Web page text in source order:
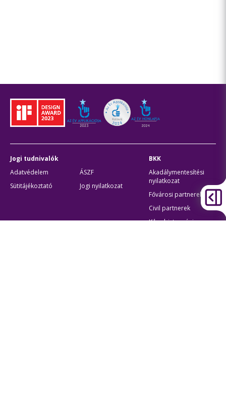
Jogi tudnivalók
Adatvédelem
ÁSZF
Sütitájékoztató
Jogi nyilatkozat
BKK
Akadálymentesítési
nyilatkozat
Fővárosi partnerek
Civil partnerek
Kiberbiztonsági